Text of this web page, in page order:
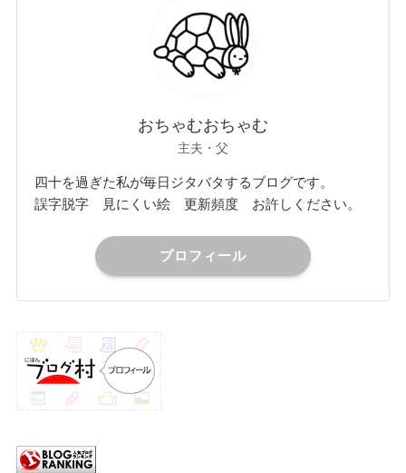
おちゃむおちゃむ
主夫・父
四十を過ぎた私が毎日ジタバタするブログです。
誤字脱字 見にくい絵 更新頻度 お許しください。
プロフィール